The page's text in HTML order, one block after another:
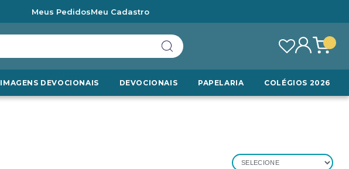
Meus PedidosMeu Cadastro
IMAGENS DEVOCIONAIS DEVOCIONAIS PAPELARIA COLÉGIOS 2026
SELECIONE